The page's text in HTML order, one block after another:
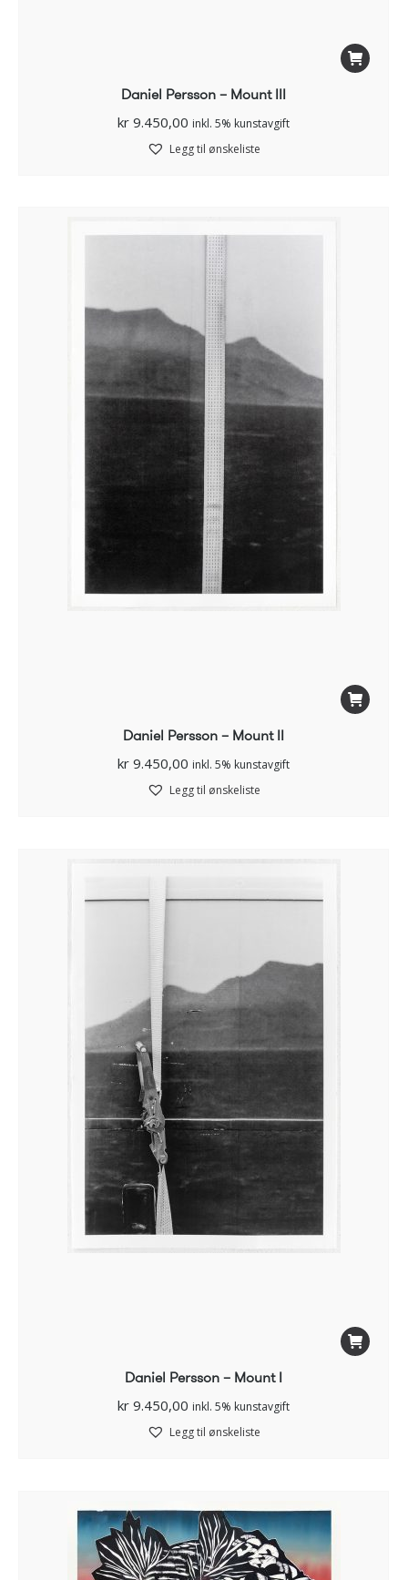
Daniel Persson – Mount III
kr 9.450,00 inkl. 5% kunstavgift
Legg til ønskeliste
Daniel Persson – Mount II
kr 9.450,00 inkl. 5% kunstavgift
Legg til ønskeliste
Daniel Persson – Mount I
kr 9.450,00 inkl. 5% kunstavgift
Legg til ønskeliste